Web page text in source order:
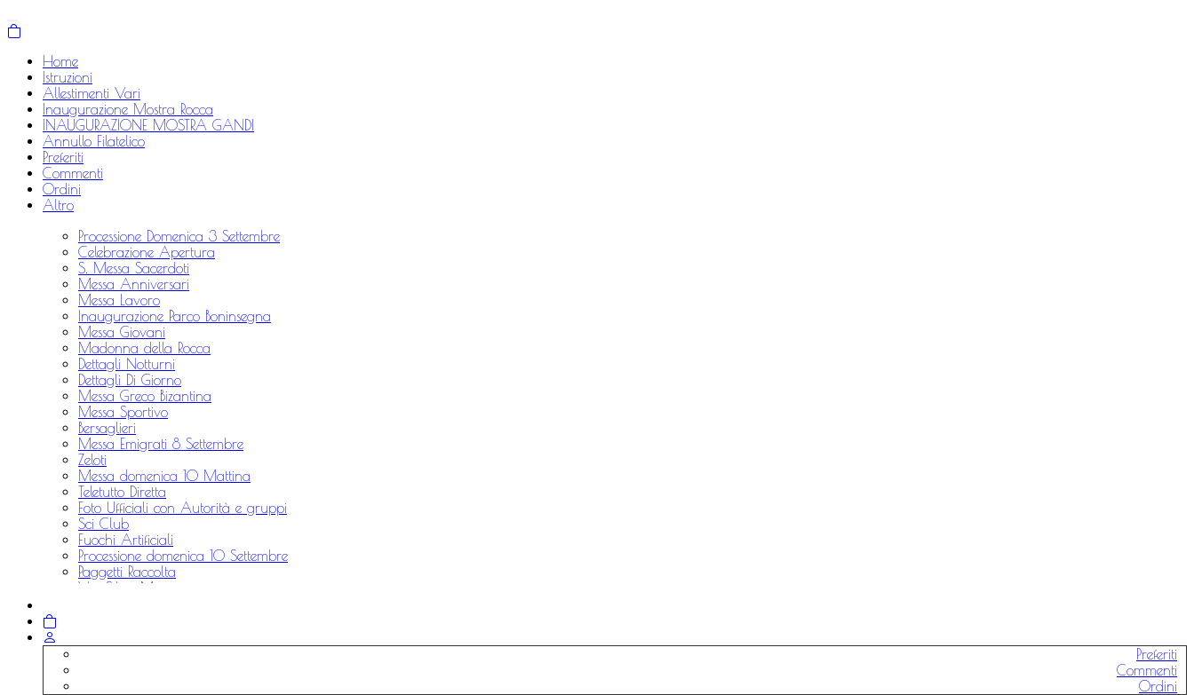
Home
Istruzioni
Allestimenti Vari
Inaugurazione Mostra Rocca
INAUGURAZIONE MOSTRA GANDI
Annullo Filatelico
Preferiti
Commenti
Ordini
Altro
Processione Domenica 3 Settembre
Celebrazione Apertura
S. Messa Sacerdoti
Messa Anniversari
Messa Lavoro
Inaugurazione Parco Boninsegna
Messa Giovani
Madonna della Rocca
Dettagli Notturni
Dettagli Di Giorno
Messa Greco Bizantina
Messa Sportivo
Bersaglieri
Messa Emigrati 8 Settembre
Zeloti
Messa domenica 10 Mattina
Teletutto Diretta
Foto Ufficiali con Autorità e gruppi
Sci Club
Fuochi Artificiali
Processione domenica 10 Settembre
Paggetti Raccolta
Via Silvio Moretti
Preferiti
Commenti
Ordini